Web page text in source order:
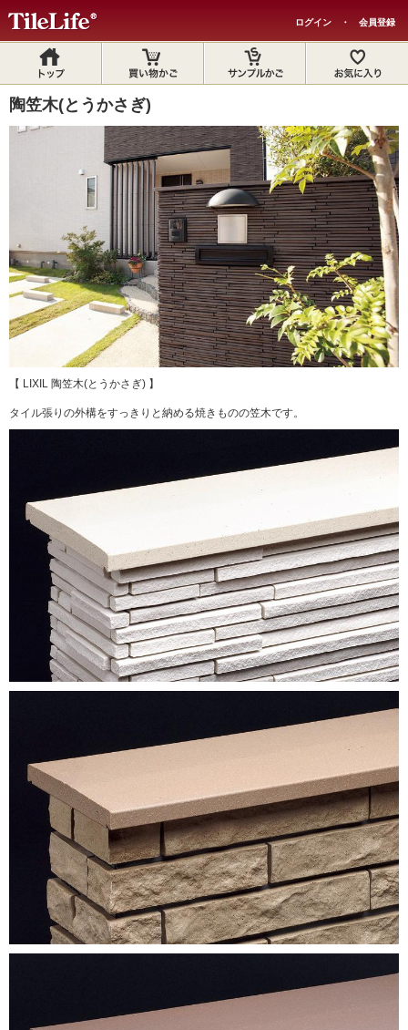
ログイン ・ 会員登録
陶笠木(とうかさぎ)
【 LIXIL 陶笠木(とうかさぎ) 】
タイル張りの外構をすっきりと納める焼きものの笠木です。